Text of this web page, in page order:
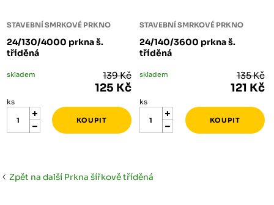
STAVEBNÍ SMRKOVÉ PRKNO
24/130/4000 prkna š.
tříděná
skladem 139 Kč
125 Kč
ks
STAVEBNÍ SMRKOVÉ PRKNO
24/140/3600 prkna š.
tříděná
skladem 135 Kč
121 Kč
ks
Zpět na další Prkna šířkově tříděná